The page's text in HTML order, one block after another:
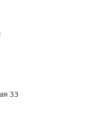
33